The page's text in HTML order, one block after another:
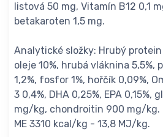
listová 50 mg, Vitamín B12 0,1
betakaroten 1,5 mg.
Analytické složky: Hrubý
oleje 10%, hrubá vláknina 5,5%,
1,2%, fosfor 1%, hořčík 0,09%,
3 0,4%, DHA 0,25%, EPA 0,15%,
mg/kg, chondroitin 900 mg/kg.
ME 3310 kcal/kg - 13,8 MJ/kg.